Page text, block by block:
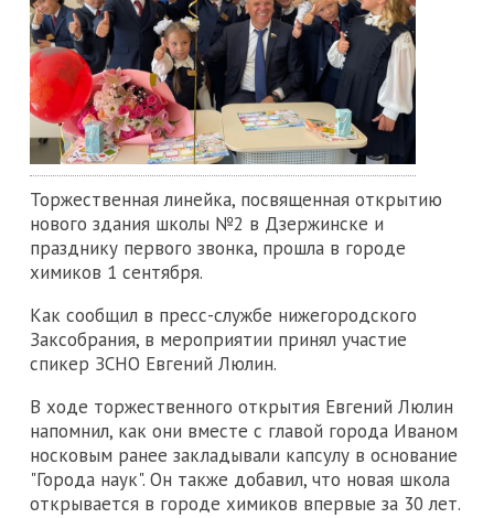
Торжественная линейка, посвященная открытию
нового здания школы №2 в Дзержинске и
празднику первого звонка, прошла в городе
химиков 1 сентября.
Как сообщил в пресс-службе нижегородского
Заксобрания, в мероприятии принял участие
спикер ЗСНО Евгений Люлин.
В ходе торжественного открытия Евгений Люлин
напомнил, как они вместе с главой города Иваном
носковым ранее закладывали капсулу в основание
"Города наук". Он также добавил, что новая школа
открывается в городе химиков впервые за 30 лет.